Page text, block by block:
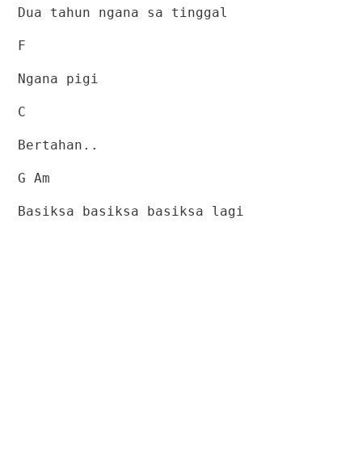
Dua tahun ngana sa tinggal
F
Ngana pigi
C
Bertahan..
G Am
Basiksa basiksa basiksa lagi